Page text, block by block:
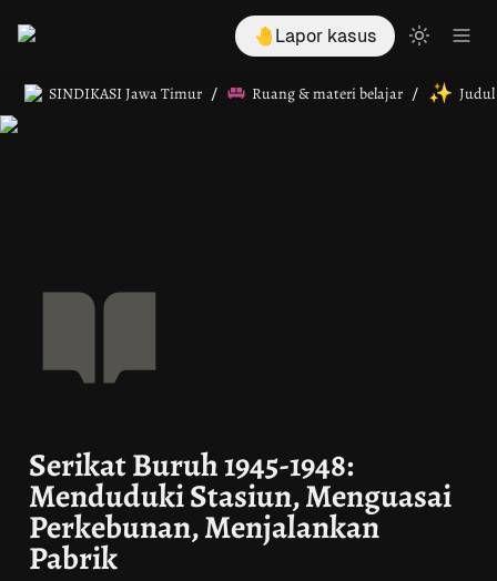
🤚Lapor kasus
SINDIKASI Jawa Timur / Ruang & materi belajar / ✨ Judul
Serikat Buruh 1945-1948:
Menduduki Stasiun, Menguasai
Perkebunan, Menjalankan
Pabrik